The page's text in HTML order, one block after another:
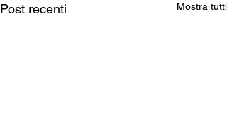
Post recenti Mostra tutti